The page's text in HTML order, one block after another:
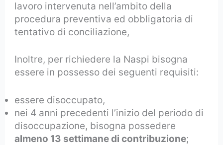
lavoro intervenuta nell’ambito della
procedura preventiva ed obbligatoria di
tentativo di conciliazione,
Inoltre, per richiedere la Naspi bisogna
essere in possesso dei seguenti requisiti:
essere disoccupato,
nei 4 anni precedenti l’inizio del periodo di
disoccupazione, bisogna possedere
almeno 13 settimane di contribuzione;